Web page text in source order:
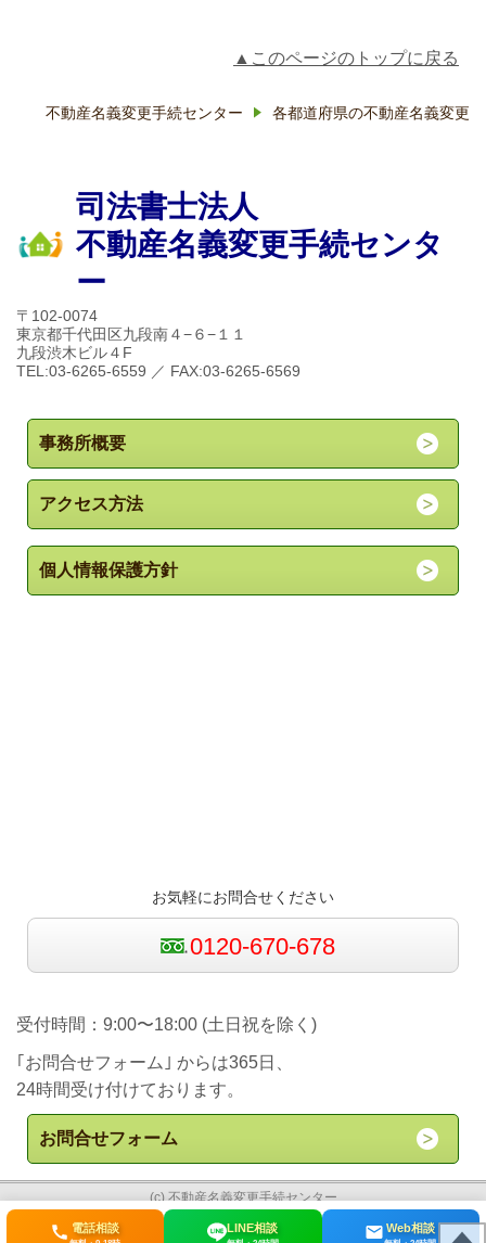
電話相談 LINE相談 Web相談
▲このページのトップに戻る
不動産名義変更手続センター 各都道府県の不動産名義変更
司法書士法人
不動産名義変更手続センタ
ー
〒102-0074
東京都千代田区九段南４−６−１１
九段渋木ビル４F
TEL:03-6265-6559 ／ FAX:03-6265-6569
事務所概要
アクセス方法
個人情報保護方針
お気軽にお問合せください
0120-670-678
受付時間：9:00〜18:00 (土日祝を除く)
｢お問合せフォーム｣ からは365日、
24時間受け付けております。
お問合せフォーム
(c) 不動産名義変更手続センター